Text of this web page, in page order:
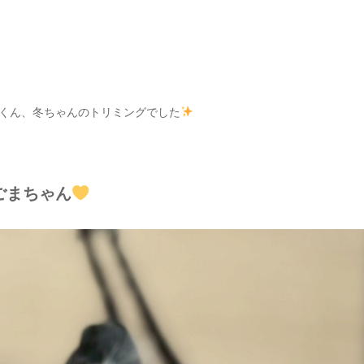
ん、冬ちゃんのトリミングでした
まちゃん